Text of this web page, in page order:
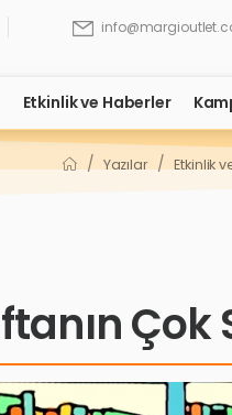
Etkinlik ve Haberler
/ Yazılar / Etkinlik
Çok